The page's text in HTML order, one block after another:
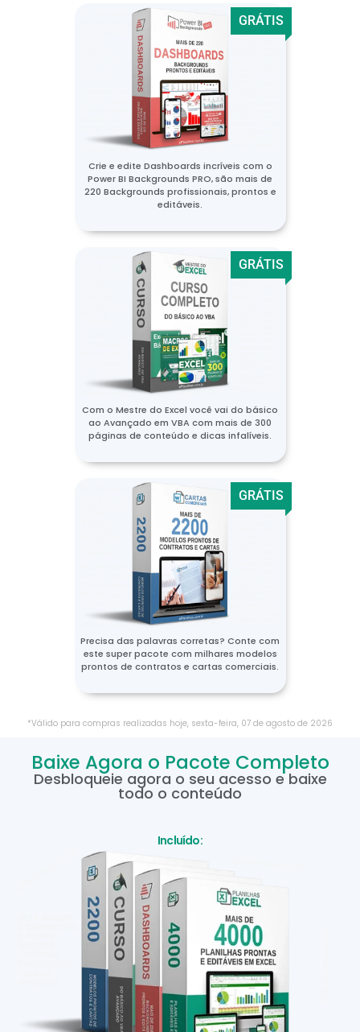
GRÁTIS
Crie e edite Dashboards incríveis com o
Power BI Backgrounds PRO, são mais de
220 Backgrounds profissionais, prontos e
editáveis.
GRÁTIS
Com o Mestre do Excel você vai do básico
ao Avançado em VBA com mais de 300
páginas de conteúdo e dicas infalíveis.
GRÁTIS
Precisa das palavras corretas? Conte com
este super pacote com milhares modelos
prontos de contratos e cartas comerciais.
*Válido para compras realizadas hoje, sexta-feira, 07 de agosto de 2026
Baixe Agora o Pacote Completo
Desbloqueie agora o seu acesso e baixe
todo o conteúdo
Incluído: